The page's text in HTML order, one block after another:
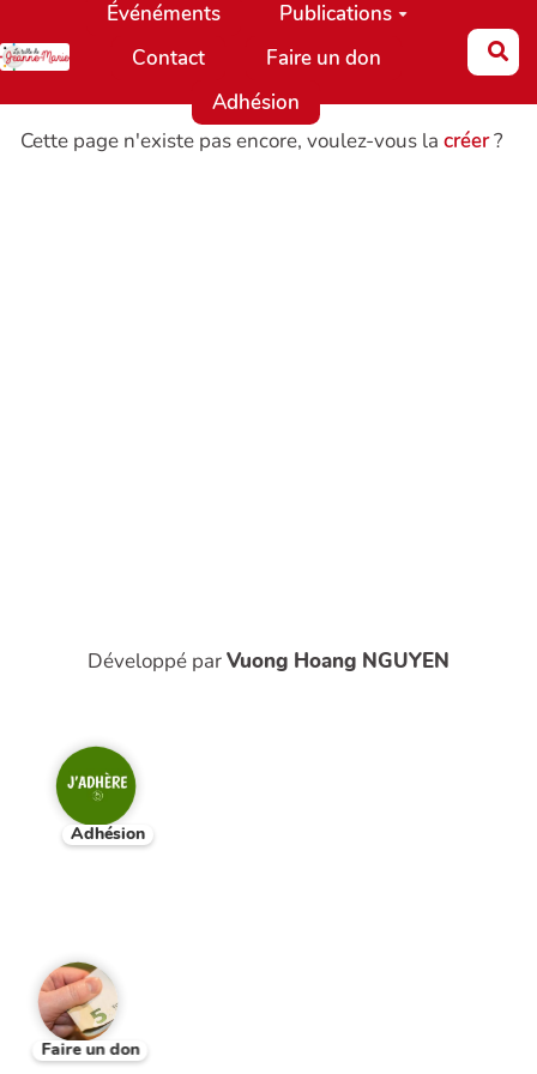
Aller au contenu principal
Événéments
Publications
Contact
Faire un don
Adhésion
Cette page n'existe pas encore, voulez-vous la créer?
Développé parVuong Hoang NGUYEN
Adhésion
Faire un don